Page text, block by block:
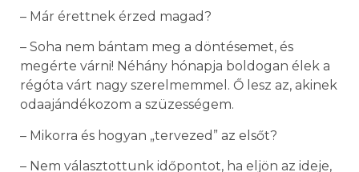
– Már érettnek érzed magad?
– Soha nem bántam meg a döntésemet, és
megérte várni! Néhány hónapja boldogan élek a
régóta várt nagy szerelmemmel. Ő lesz az, akinek
odaajándékozom a szüzességem.
– Mikorra és hogyan „tervezed” az elsőt?
– Nem választottunk időpontot, ha eljön az ideje,